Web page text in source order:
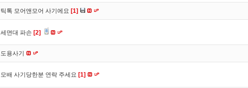
틱톡 모어앤모어 사기에요 [1]
세면대 파손 [2]
도용사기
모배 사기당한분 연락 주세요 [1]